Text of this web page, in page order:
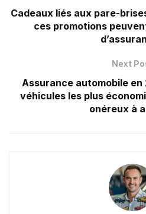
Cadeaux liés aux pare-
ces promotions
Next
Assurance automobile
véhicules les plus
onéreux à